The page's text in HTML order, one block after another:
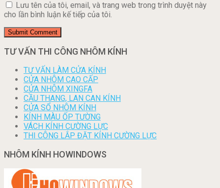
Lưu tên của tôi, email, và trang web trong trình duyệt này
cho lần bình luận kế tiếp của tôi.
TƯ VẤN THI CÔNG NHÔM KÍNH
TƯ VẤN LÀM CỬA KÍNH
CỬA NHÔM CAO CẤP
CỬA NHÔM XINGFA
CẦU THANG, LAN CAN KÍNH
CỬA SỔ NHÔM KÍNH
KÍNH MÀU ỐP TƯỜNG
VÁCH KÍNH CƯỜNG LỰC
THI CÔNG LẮP ĐẶT KÍNH CƯỜNG LỰC
NHÔM KÍNH HOWINDOWS